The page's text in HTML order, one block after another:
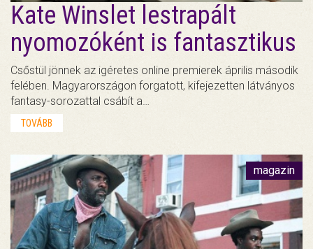
Kate Winslet lestrapált
nyomozóként is fantasztikus
Csőstül jönnek az igéretes online premierek április második
felében. Magyarországon forgatott, kifejezetten látványos
fantasy-sorozattal csábít a…
TOVÁBB
magazin